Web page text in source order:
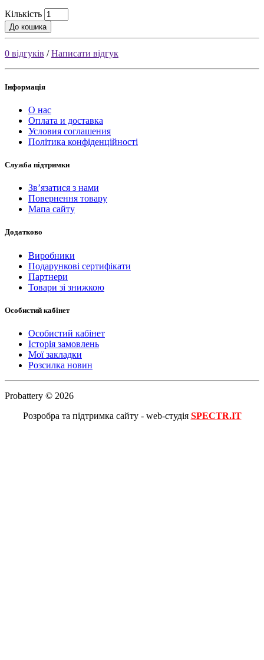
Кількість
До кошика
0 відгуків /Написати відгук
Інформація
О нас
Оплата и доставка
Условия соглашения
Політика конфіденційності
Служба підтримки
Зв’язатися з нами
Повернення товару
Мапа сайту
Додатково
Виробники
Подарункові сертифікати
Партнери
Товари зі знижкою
Особистий кабінет
Особистий кабінет
Історія замовлень
Мої закладки
Розсилка новин
Probattery © 2026
Розробра та підтримка сайту - web-студія SPECTR.IT